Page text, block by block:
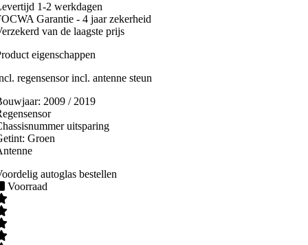
1-2 werkdagen
Garantie - 4 jaar zekerheid
van de laagste prijs
eigenschappen
regensensor incl. antenne steun
2009 / 2019
uitsparing
Groen
autoglas bestellen
Voorraad